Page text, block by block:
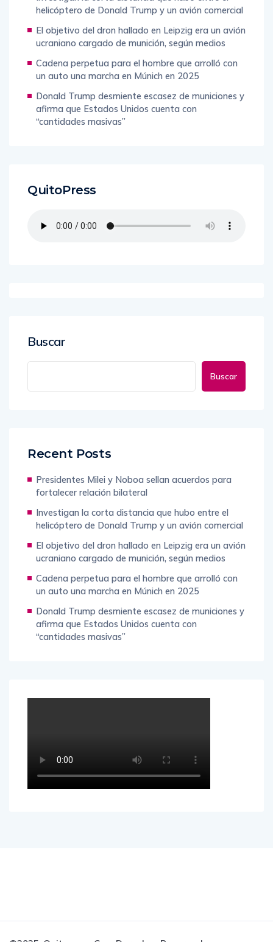
helicóptero de Donald Trump y un avión comercial
El objetivo del dron hallado en Leipzig era un avión
ucraniano cargado de munición, según medios
Cadena perpetua para el hombre que arrolló con
un auto una marcha en Múnich en 2025
Donald Trump desmiente escasez de municiones y
afirma que Estados Unidos cuenta con
“cantidades masivas”
QuitoPress
Buscar
Buscar
Recent Posts
Presidentes Milei y Noboa sellan acuerdos para
fortalecer relación bilateral
Investigan la corta distancia que hubo entre el
helicóptero de Donald Trump y un avión comercial
El objetivo del dron hallado en Leipzig era un avión
ucraniano cargado de munición, según medios
Cadena perpetua para el hombre que arrolló con
un auto una marcha en Múnich en 2025
Donald Trump desmiente escasez de municiones y
afirma que Estados Unidos cuenta con
“cantidades masivas”